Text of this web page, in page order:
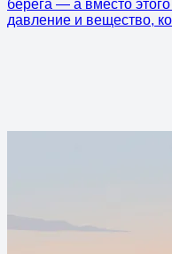
берега — а вместо
давление и вещество,